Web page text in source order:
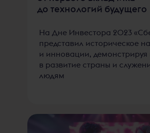
до технологий будущего
На Дне Инвестора 2023
представил историческое
и инновации, демонстрируя
в развитие страны и
людям